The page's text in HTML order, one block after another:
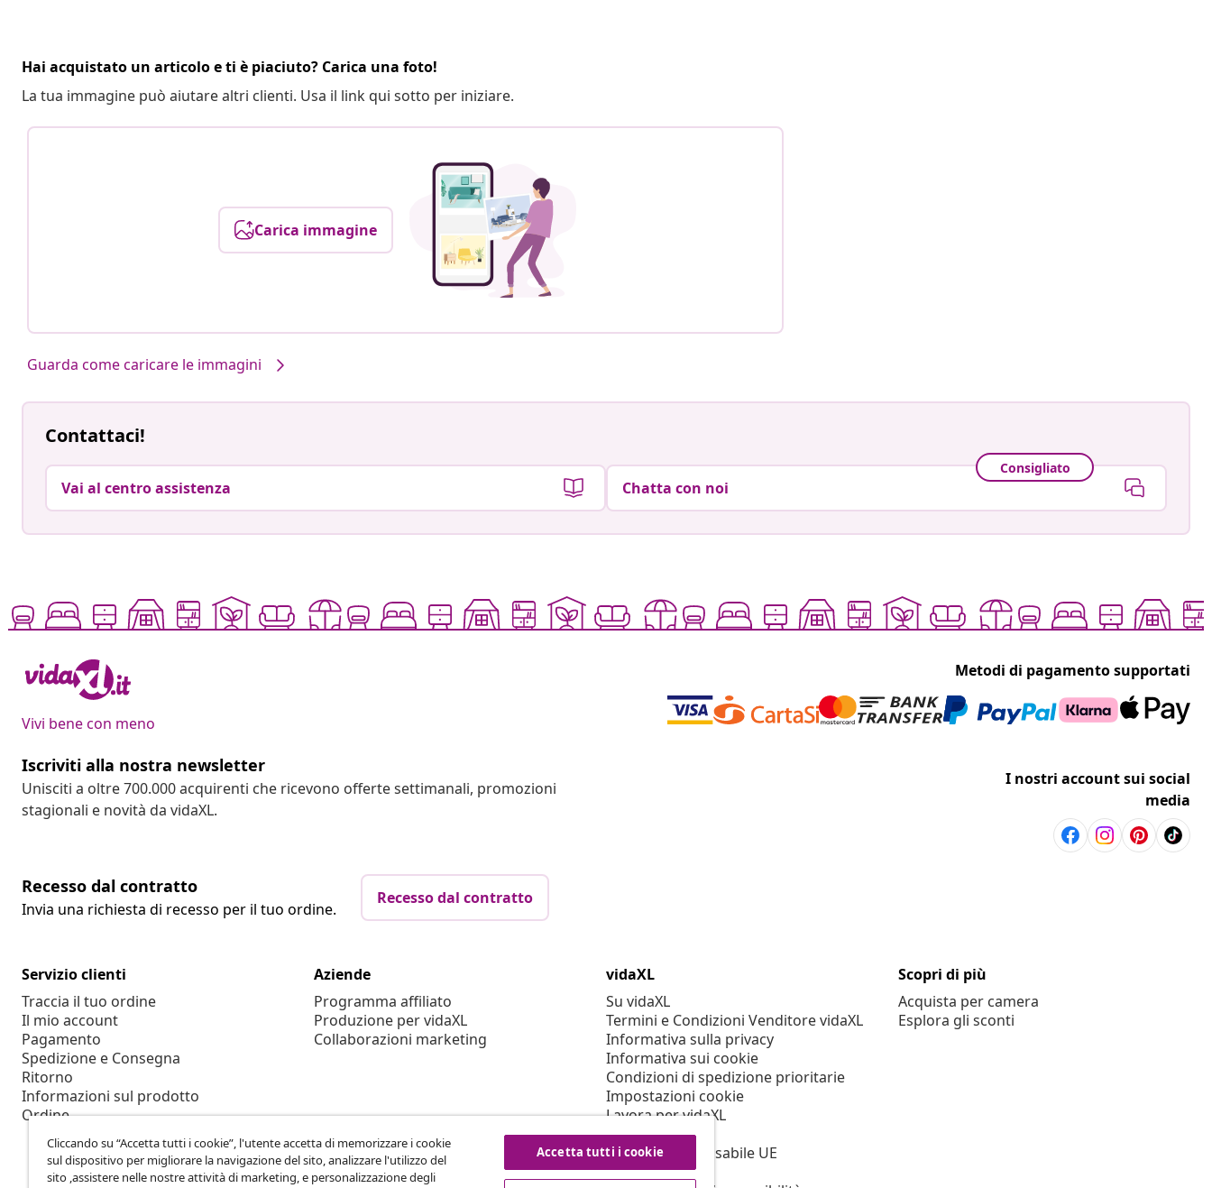
Hai acquistato un articolo e ti è piaciuto? Carica una foto!
La tua immagine può aiutare altri clienti. Usa il link qui sotto per iniziare.
Carica immagine
Guarda come caricare le immagini
Contattaci!
Vai al centro assistenza
Consigliato
Chatta con noi
Vivi bene con meno
Metodi di pagamento supportati
Iscriviti alla nostra newsletter
Unisciti a oltre 700.000 acquirenti che ricevono offerte settimanali, promozioni
stagionali e novità da vidaXL.
I nostri account sui social
media
Recesso dal contratto
Invia una richiesta di recesso per il tuo ordine.
Recesso dal contratto
Servizio clienti
Traccia il tuo ordine
Il mio account
Pagamento
Spedizione e Consegna
Ritorno
Informazioni sul prodotto
Ordine
Aziende
Programma affiliato
Produzione per vidaXL
Collaborazioni marketing
vidaXL
Su vidaXL
Termini e Condizioni Venditore vidaXL
Informativa sulla privacy
Informativa sui cookie
Condizioni di spedizione prioritarie
Impostazioni cookie
Lavora per vidaXL
Sicurezza
Persona responsabile UE
Politica di EPR
Scopri di più
Acquista per camera
Esplora gli sconti
Cliccando su “Accetta tutti i cookie”, l'utente accetta di memorizzare i cookie
sul dispositivo per migliorare la navigazione del sito, analizzare l'utilizzo del
sito ,assistere nelle nostre attività di marketing, e personalizzazione degli
Accetta tutti i cookie